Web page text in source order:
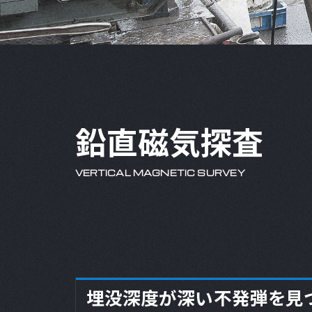
鉛直磁気探査
VERTICAL MAGNETIC SURVEY
埋没深度が深い不発弾を見